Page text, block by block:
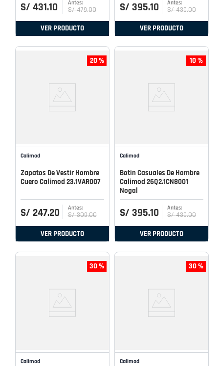
S/ 431.10 S/ 479.00
VER PRODUCTO
S/ 395.10 S/ 439.00
VER PRODUCTO
20 %
Calimod
Zapatos De Vestir Hombre
Cuero Calimod 23.1VAR007
S/ 247.20 S/ 309.00
VER PRODUCTO
10 %
Calimod
Botin Casuales De Hombre
Calimod 26Q2.1CN8001
Nogal
S/ 395.10 S/ 439.00
VER PRODUCTO
30 %
Calimod
30 %
Calimod